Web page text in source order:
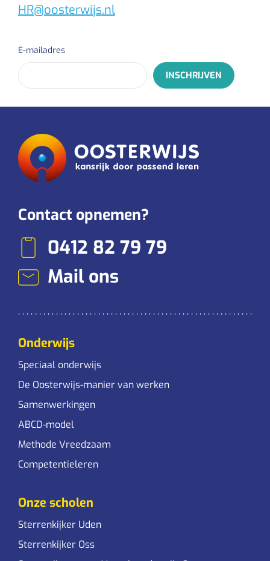
HR@oosterwijs.nl
E-mailadres
INSCHRIJVEN
Contact opnemen?
0412 82 79 79
Mail ons
Onderwijs
Speciaal onderwijs
De Oosterwijs-manier van werken
Samenwerkingen
ABCD-model
Methode Vreedzaam
Competentieleren
Onze scholen
Sterrenkijker Uden
Sterrenkijker Oss